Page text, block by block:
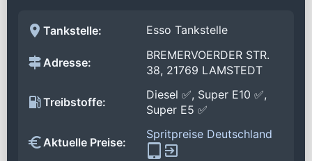
Tankstelle: Esso Tankstelle
Adresse:
BREMERVOERDER STR.
38, 21769 LAMSTEDT
Treibstoffe:
Diesel ✅, Super E10 ✅,
Super E5 ✅
Aktuelle Preise:
Spritpreise Deutschland